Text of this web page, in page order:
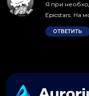
Я при
Epicstars. На
ОТВЕТИТЬ